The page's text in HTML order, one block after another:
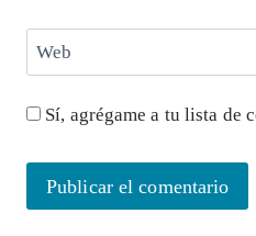
Web
Sí, agrégame a tu lista de